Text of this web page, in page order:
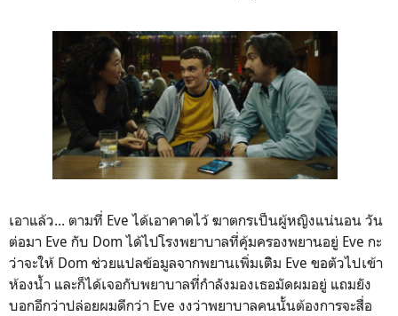
เอาแล้ว... ตามที่ Eve ได้เอาคาดไว้ ฆาตกรเป็นผู้หญิงแน่นอน วัน
ต่อมา Eve กับ Dom ได้ไปโรงพยาบาลที่คุ้มครองพยานอยู่ Eve กะ
ว่าจะให้ Dom ช่วยแปลข้อมูลจากพยานเพิ่มเติิม Eve ขอตัวไปเข้า
ห้องน้ำ และก็ได้เจอกับพยาบาลที่กำลังมองเธอมัดผมอยู่ แถมยัง
บอกอีกว่าปล่อยผมดีกว่า Eve งงว่าพยาบาลคนนั้นต้องการจะสื่อ